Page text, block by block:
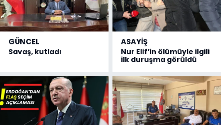
GÜNCEL
Savaş, kutladı
ASAYİŞ
Nur Elif’in ölümüyle ilgili
ilk duruşma görüldü